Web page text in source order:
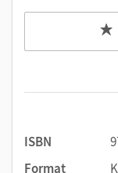
ISBN
Format